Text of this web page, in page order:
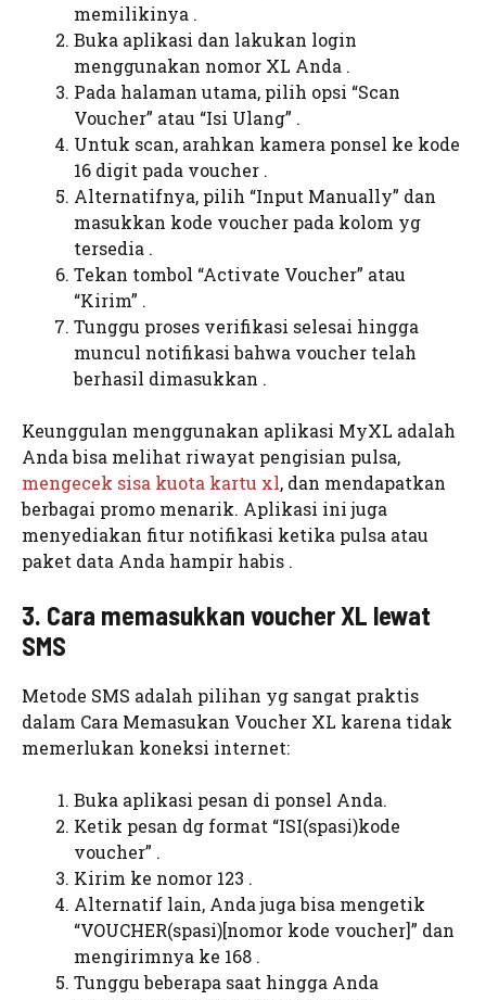
memilikinya .
Buka aplikasi dan lakukan login
menggunakan nomor XL Anda .
Pada halaman utama, pilih opsi “Scan
Voucher” atau “Isi Ulang” .
Untuk scan, arahkan kamera ponsel ke kode
16 digit pada voucher .
Alternatifnya, pilih “Input Manually” dan
masukkan kode voucher pada kolom yg
tersedia .
Tekan tombol “Activate Voucher” atau
“Kirim” .
Tunggu proses verifikasi selesai hingga
muncul notifikasi bahwa voucher telah
berhasil dimasukkan .
Keunggulan menggunakan aplikasi MyXL adalah
Anda bisa melihat riwayat pengisian pulsa,
mengecek sisa kuota kartu xl, dan mendapatkan
berbagai promo menarik. Aplikasi ini juga
menyediakan fitur notifikasi ketika pulsa atau
paket data Anda hampir habis .
3. Cara memasukkan voucher XL lewat
SMS
Metode SMS adalah pilihan yg sangat praktis
dalam Cara Memasukan Voucher XL karena tidak
memerlukan koneksi internet:
Buka aplikasi pesan di ponsel Anda.
Ketik pesan dg format “ISI(spasi)kode
voucher” .
Kirim ke nomor 123 .
Alternatif lain, Anda juga bisa mengetik
“VOUCHER(spasi)[nomor kode voucher]” dan
mengirimnya ke 168 .
Tunggu beberapa saat hingga Anda